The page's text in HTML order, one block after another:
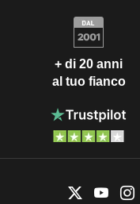
+ di 20 anni
al tuo fianco